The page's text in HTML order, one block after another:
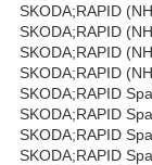
SKODA;RAPID
SKODA;RAPID
SKODA;RAPID
SKODA;RAPID
SKODA;RAPID
SKODA;RAPID
SKODA;RAPID
SKODA;RAPID